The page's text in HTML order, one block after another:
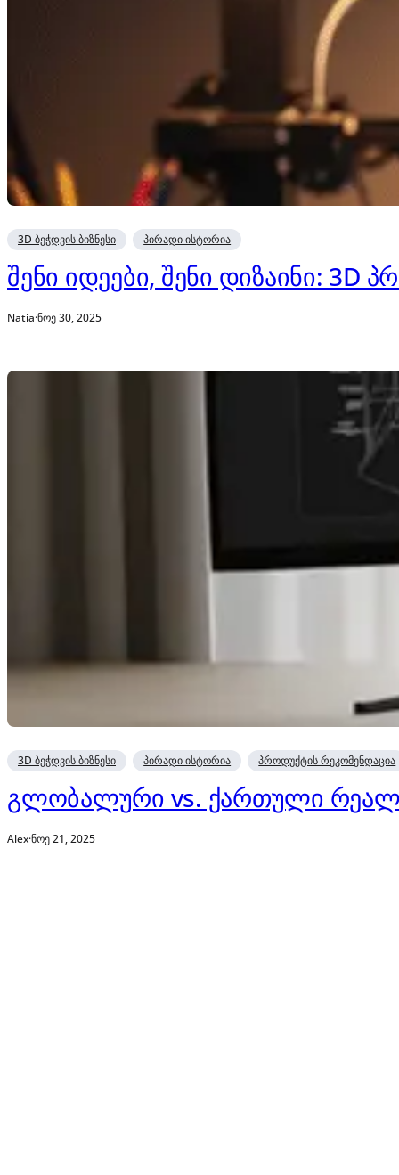
3D ბეჭდვის ბიზნესი პირადი ისტორია
შენი იდეები, შენი დიზაინი: 3D
Natia·ნოე 30, 2025
3D ბეჭდვის ბიზნესი პირადი ისტორია პროდუქტის რეკომენდაცია
გლობალური vs. ქართული
Alex·ნოე 21, 2025